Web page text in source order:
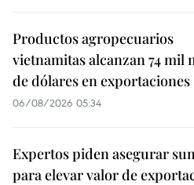
Productos agropecuarios
vietnamitas alcanzan 74 mil
de dólares en exportaciones
06/08/2026 05:34
Expertos piden asegurar
para elevar valor de